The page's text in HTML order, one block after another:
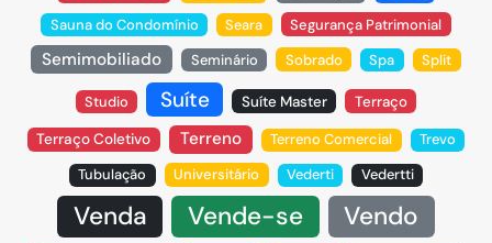
Sauna do Condomínio
Seara Segurança Patrimonial
Semimobiliado Seminário Sobrado Spa Split
Studio Suíte Suíte Master Terraço
Terraço Coletivo Terreno Terreno Comercial
Trevo
Tubulação
Universitário Vederti Vedertti
Venda Vende-se Vendo